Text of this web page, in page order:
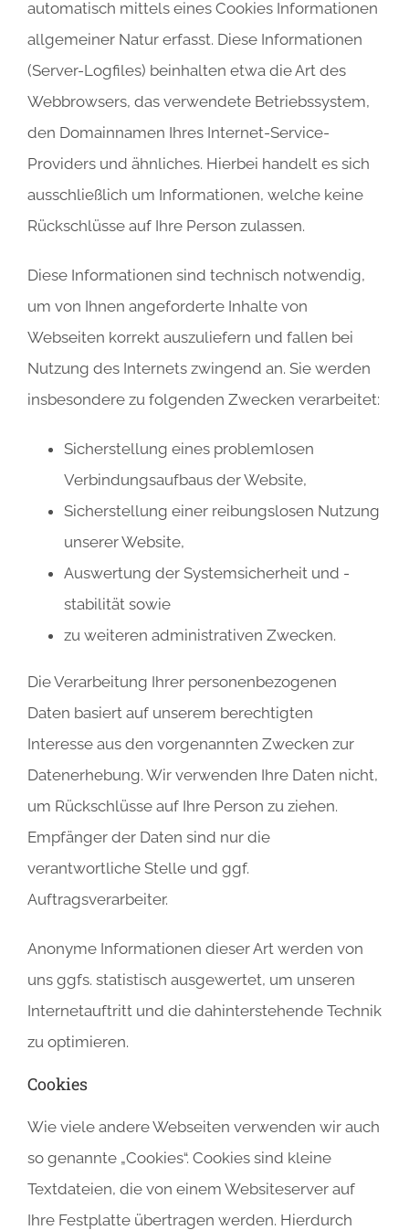
automatisch mittels eines Cookies Informationen
allgemeiner Natur erfasst. Diese Informationen
(Server-Logfiles) beinhalten etwa die Art des
Webbrowsers, das verwendete Betriebssystem,
den Domainnamen Ihres Internet-Service-
Providers und ähnliches. Hierbei handelt es sich
ausschließlich um Informationen, welche keine
Rückschlüsse auf Ihre Person zulassen.
Diese Informationen sind technisch notwendig,
um von Ihnen angeforderte Inhalte von
Webseiten korrekt auszuliefern und fallen bei
Nutzung des Internets zwingend an. Sie werden
insbesondere zu folgenden Zwecken verarbeitet:
Sicherstellung eines problemlosen
Verbindungsaufbaus der Website,
Sicherstellung einer reibungslosen Nutzung
unserer Website,
Auswertung der Systemsicherheit und -
stabilität sowie
zu weiteren administrativen Zwecken.
Die Verarbeitung Ihrer personenbezogenen
Daten basiert auf unserem berechtigten
Interesse aus den vorgenannten Zwecken zur
Datenerhebung. Wir verwenden Ihre Daten nicht,
um Rückschlüsse auf Ihre Person zu ziehen.
Empfänger der Daten sind nur die
verantwortliche Stelle und ggf.
Auftragsverarbeiter.
Anonyme Informationen dieser Art werden von
uns ggfs. statistisch ausgewertet, um unseren
Internetauftritt und die dahinterstehende Technik
zu optimieren.
Cookies
Wie viele andere Webseiten verwenden wir auch
so genannte „Cookies“. Cookies sind kleine
Textdateien, die von einem Websiteserver auf
Ihre Festplatte übertragen werden. Hierdurch